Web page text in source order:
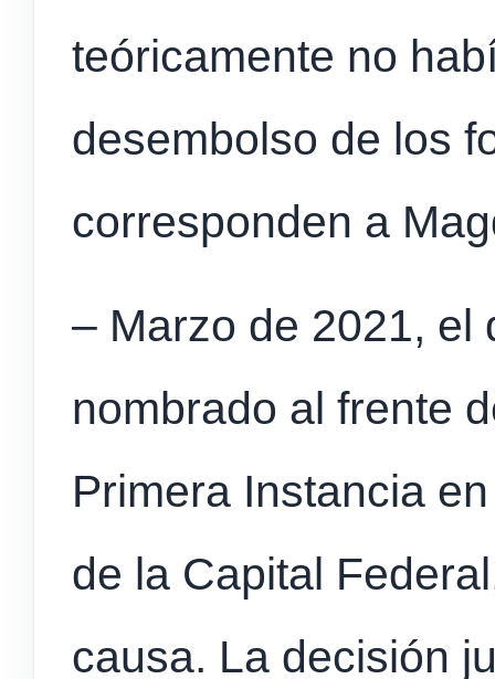
teóricamente no
desembolso de los
corresponden a
– Marzo de 2021, el
nombrado al frente
Primera Instancia
de la Capital
causa. La decisión